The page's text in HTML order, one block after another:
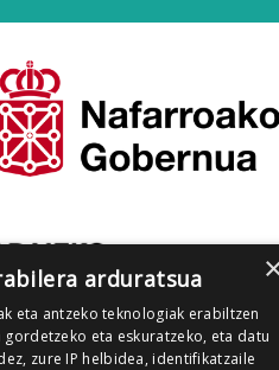
arduratsua
eta antzeko teknologiak erabiltzen
eta eskuratzeko, eta datu
zure IP helbidea, identifikatzaile